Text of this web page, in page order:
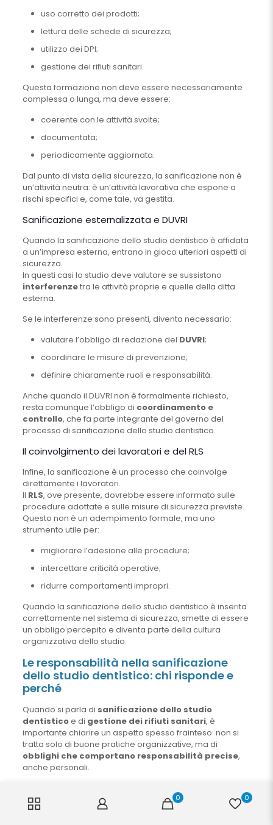
uso corretto dei prodotti;
lettura delle schede di sicurezza;
utilizzo dei DPI;
gestione dei rifiuti sanitari.
Questa formazione non deve essere necessariamente
complessa o lunga, ma deve essere:
coerente con le attività svolte;
documentata;
periodicamente aggiornata.
Dal punto di vista della sicurezza, la sanificazione non è
un’attività neutra: è un’attività lavorativa che espone a
rischi specifici e, come tale, va gestita.
Sanificazione esternalizzata e DUVRI
Quando la sanificazione dello studio dentistico è affidata
a un’impresa esterna, entrano in gioco ulteriori aspetti di
sicurezza.
In questi casi lo studio deve valutare se sussistono
interferenzetra le attività proprie e quelle della ditta
esterna.
Se le interferenze sono presenti, diventa necessario:
valutare l’obbligo di redazione del DUVRI;
coordinare le misure di prevenzione;
definire chiaramente ruoli e responsabilità.
Anche quando il DUVRI non è formalmente richiesto,
resta comunque l’obbligo di coordinamento e
controllo, che fa parte integrante del governo del
processo di sanificazione dello studio dentistico.
Il coinvolgimento dei lavoratori e del RLS
Infine, la sanificazione è un processo che coinvolge
direttamente i lavoratori.
Il RLS, ove presente, dovrebbe essere informato sulle
procedure adottate e sulle misure di sicurezza previste.
Questo non è un adempimento formale, ma uno
strumento utile per:
migliorare l’adesione alle procedure;
intercettare criticità operative;
ridurre comportamenti impropri.
Quando la sanificazione dello studio dentistico è inserita
correttamente nel sistema di sicurezza, smette di essere
un obbligo percepito e diventa parte della cultura
organizzativa dello studio.
Le responsabilità nella sanificazione
dello studio dentistico: chi risponde e
perché
Quando si parla di sanificazione dello studio
dentisticoe di gestione dei rifiuti sanitari, è
importante chiarire un aspetto spesso frainteso: non si
tratta solo di buone pratiche organizzative, ma di
obblighi che comportano responsabilità precise,
anche personali.
principio che in realtà esiste da tempo:la
responsabilità non si delega
, anche quando le attività
0 0